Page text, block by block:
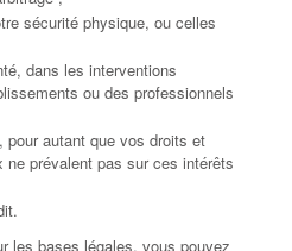
sécurité physique, ou celles
dans les interventions
ou des professionnels
pour autant que vos droits et
ne prévalent pas sur ces intérêts
les bases légales, vous pouvez